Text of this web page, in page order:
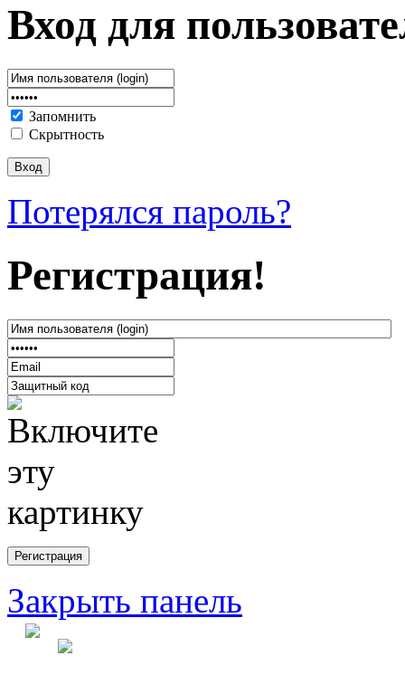
Вход для
Запомнить
Скрытность
Потерялся пароль?
Регистрация!
Закрыть панель